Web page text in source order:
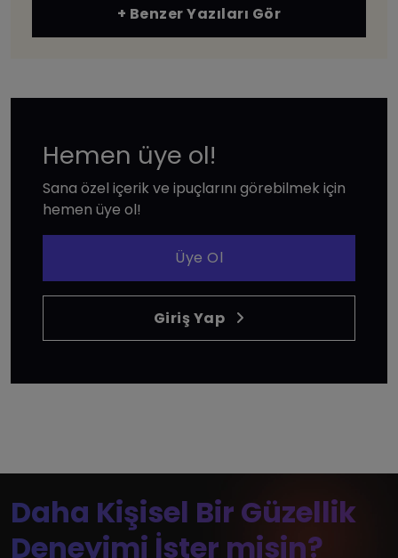
+ Benzer Yazıları Gör
Hemen üye ol!
Sana özel içerik ve ipuçlarını görebilmek için
hemen üye ol!
Üye Ol
Giriş Yap
Daha Kişisel Bir Güzellik
Deneyimi İster misin?